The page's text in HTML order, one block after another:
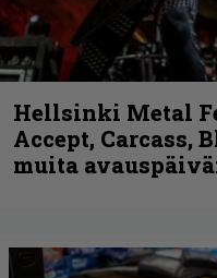
Hellsinki Metal
Accept, Carcass,
muita